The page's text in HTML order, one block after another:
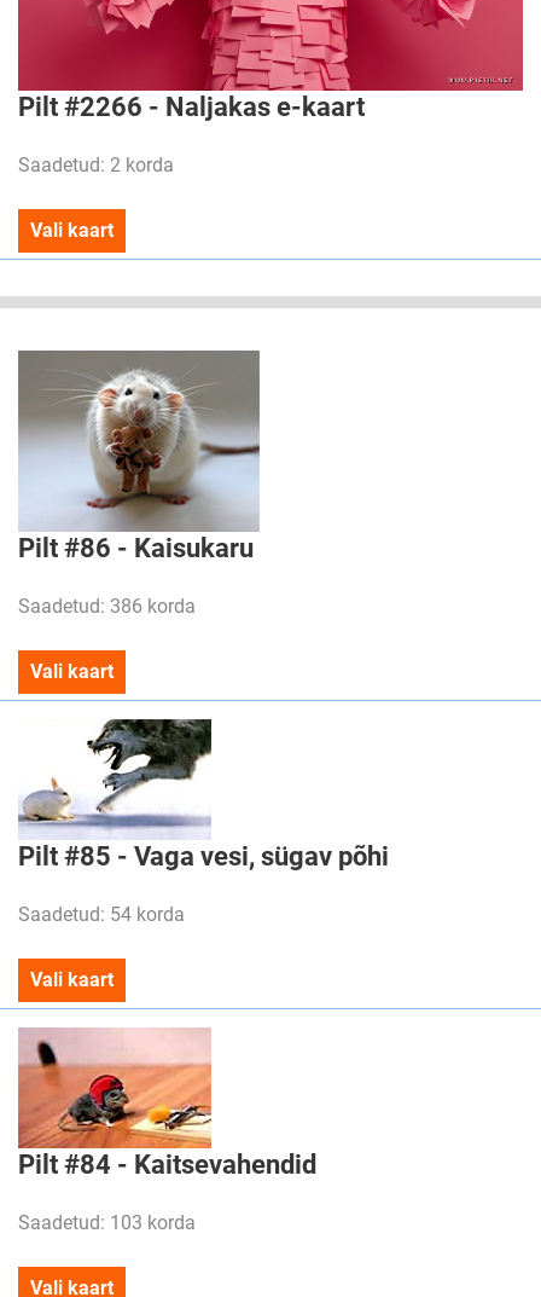
Pilt #2266 - Naljakas e-kaart
Saadetud: 2 korda
Vali kaart
Pilt #86 - Kaisukaru
Saadetud: 386 korda
Vali kaart
Pilt #85 - Vaga vesi, sügav põhi
Saadetud: 54 korda
Vali kaart
Pilt #84 - Kaitsevahendid
Saadetud: 103 korda
Vali kaart